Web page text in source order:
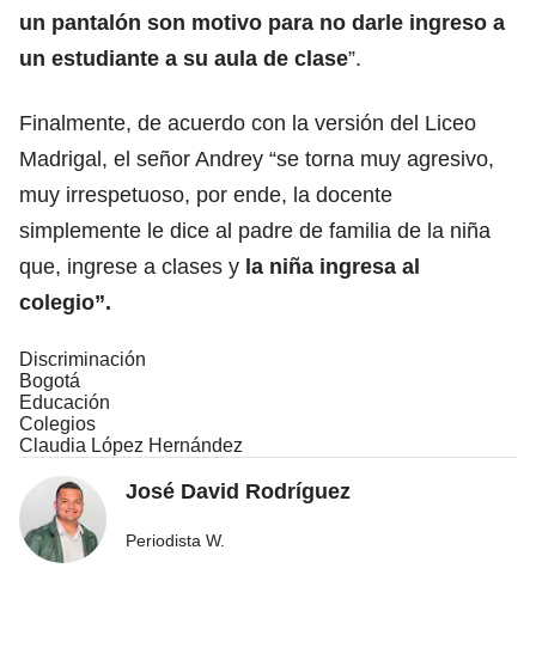
un pantalón son motivo para no darle ingreso a
un estudiante a su aula de clase”.
Finalmente, de acuerdo con la versión del Liceo
Madrigal, el señor Andrey “se torna muy agresivo,
muy irrespetuoso, por ende, la docente
simplemente le dice al padre de familia de la niña
que, ingrese a clases y la niña ingresa al
colegio”.
Discriminación
Bogotá
Educación
Colegios
Claudia López Hernández
José David Rodríguez
Periodista W.